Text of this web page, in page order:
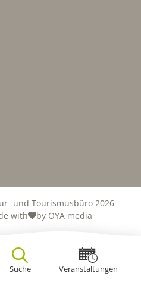
und Tourismusbüro 2026
with
by OYA media
Suche Veranstaltungen